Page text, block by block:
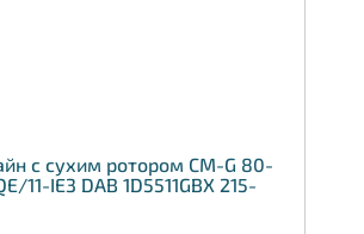
с сухим ротором CM-G 80-
11-IE3 DAB 1D5511GBX 215-